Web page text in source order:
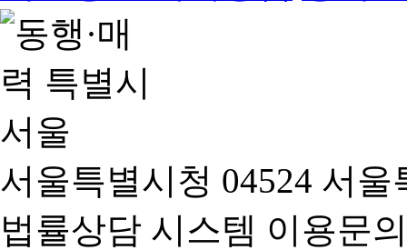
서울특별시청 04524 서
법률상담 시스템 이용문